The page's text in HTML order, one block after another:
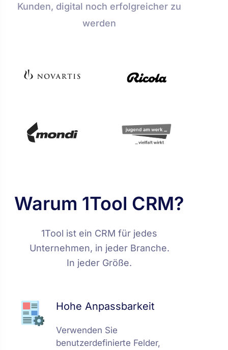
Kunden, digital noch erfolgreicher zu
werden
Warum 1Tool CRM?
1Tool ist ein CRM für jedes
Unternehmen, in jeder Branche.
In jeder Größe.
Hohe Anpassbarkeit
Verwenden Sie
benutzerdefinierte Felder,